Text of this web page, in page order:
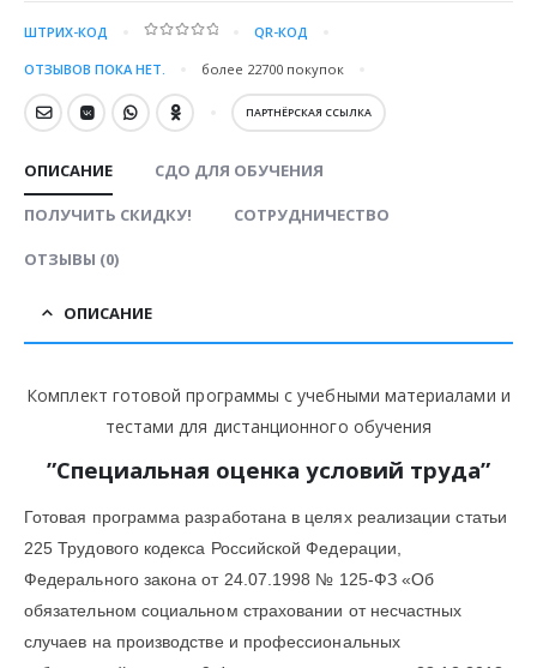
ШТРИХ-КОД QR-КОД
ОТЗЫВОВ ПОКА НЕТ. более 22700 покупок
ПАРТНЁРСКАЯ ССЫЛКА
ОПИСАНИЕ СДО ДЛЯ ОБУЧЕНИЯ
ПОЛУЧИТЬ СКИДКУ! СОТРУДНИЧЕСТВО
ОТЗЫВЫ (0)
ОПИСАНИЕ
Комплект готовой программы с учебными материалами и
тестами для дистанционного обучения
”Специальная оценка условий труда”
Готовая программа разработана в целях реализации статьи
225 Трудового кодекса Российской Федерации,
Федерального закона от 24.07.1998 № 125-ФЗ «Об
обязательном социальном страховании от несчастных
случаев на производстве и профессиональных